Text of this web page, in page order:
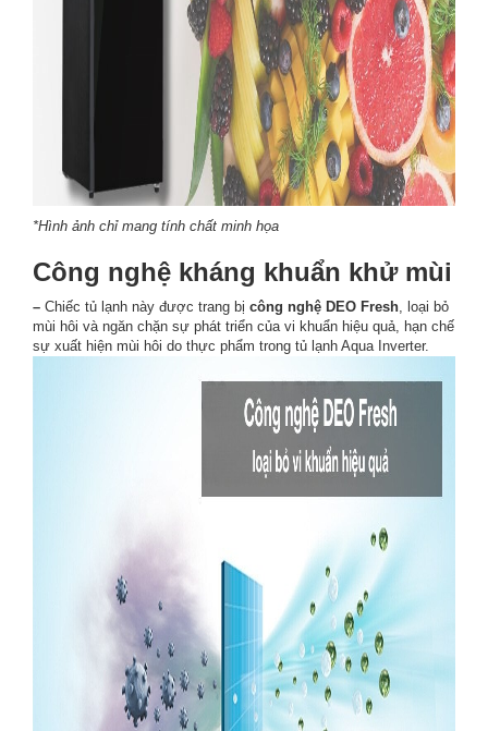
*Hình ảnh chỉ mang tính chất minh họa
Công nghệ kháng khuẩn khử mùi
– Chiếc tủ lạnh này được trang bị công nghệ DEO Fresh, loại bỏ
mùi hôi và ngăn chặn sự phát triển của vi khuẩn hiệu quả, hạn chế
sự xuất hiện mùi hôi do thực phẩm trong tủ lạnh Aqua Inverter.